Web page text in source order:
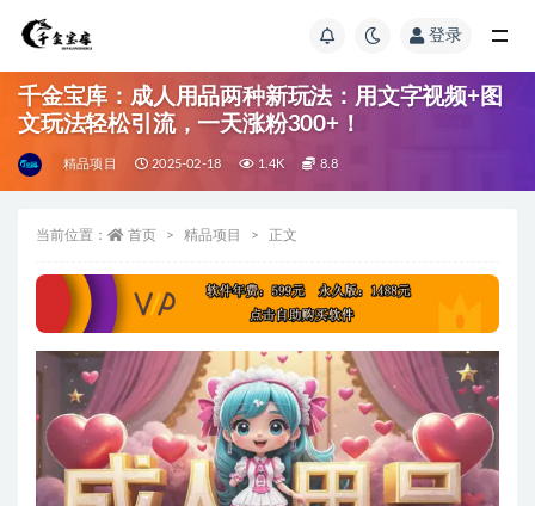
登录
千金宝库：成人用品两种新玩法：用文字视频+图
文玩法轻松引流，一天涨粉300+！
精品项目 2025-02-18 1.4K 8.8
当前位置： 首页 精品项目 正文